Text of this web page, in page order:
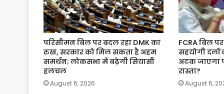
परिसीमन बिल पर बदल रहा DMK का
रुख, सरकार को मिल सकता है अहम
समर्थन; लोकसभा में बढ़ेगी सियासी
हलचल
August 6, 2026
FCRA बिल
सहयोगी दलों
अटक जाएगा
रास्ता?
August 6,